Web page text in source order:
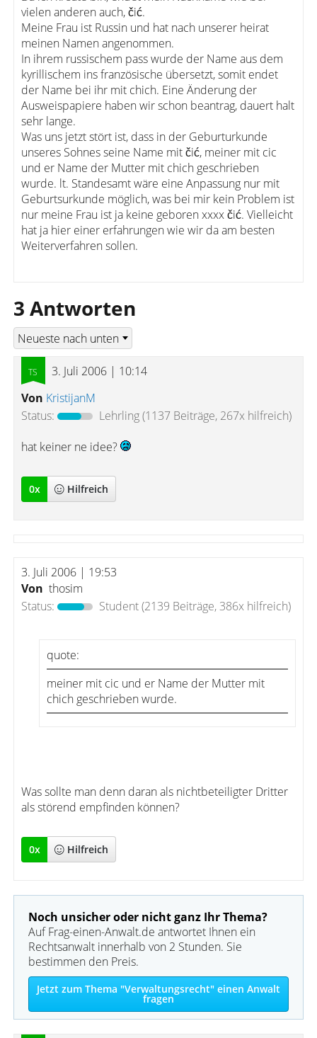
vielen anderen auch, čić.
Meine Frau ist Russin und hat nach unserer heirat
meinen Namen angenommen.
In ihrem russischem pass wurde der Name aus dem
kyrillischem ins französische übersetzt, somit endet
der Name bei ihr mit chich. Eine Änderung der
Ausweispapiere haben wir schon beantrag, dauert halt
sehr lange.
Was uns jetzt stört ist, dass in der Geburturkunde
unseres Sohnes seine Name mit čić, meiner mit cic
und er Name der Mutter mit chich geschrieben
wurde. lt. Standesamt wäre eine Anpassung nur mit
Geburtsurkunde möglich, was bei mir kein Problem ist
nur meine Frau ist ja keine geboren xxxx čić. Vielleicht
hat ja hier einer erfahrungen wie wir da am besten
Weiterverfahren sollen.
3 Antworten
3. Juli 2006 | 10:14
Von KristijanM
Status:
Lehrling(1137 Beiträge, 267x hilfreich)
hat keiner ne idee?
0x Hilfreich
3. Juli 2006 | 19:53
Von thosim
Status:
Student(2139 Beiträge, 386x hilfreich)
quote:
meiner mit cic und er Name der Mutter mit
chich geschrieben wurde.
Was sollte man denn daran als nichtbeteiligter Dritter
als störend empfinden können?
0x Hilfreich
Noch unsicher oder nicht ganz Ihr Thema?
Auf Frag-einen-Anwalt.de antwortet Ihnen ein
Rechtsanwalt innerhalb von 2 Stunden. Sie
bestimmen den Preis.
Jetzt zum Thema "Verwaltungsrecht" einen Anwalt
fragen